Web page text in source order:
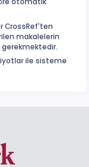
otomatik
CrossRef'ten
makalelerin
gerekmektedir.
ile sisteme